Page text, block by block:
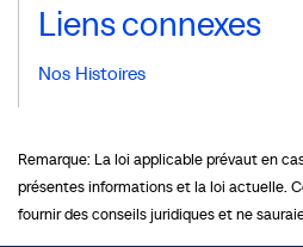
Liens connexes
Nos Histoires
Remarque: La loi applicable prévaut en
présentes informations et la loi actuelle.
fournir des conseils juridiques et ne